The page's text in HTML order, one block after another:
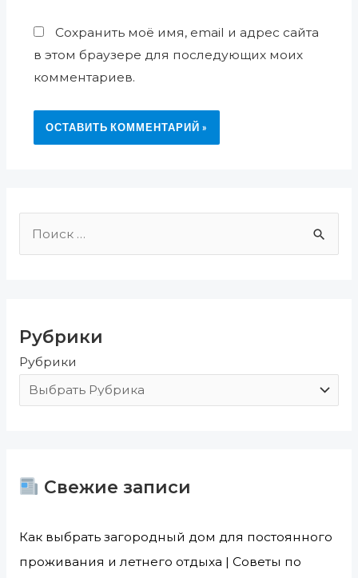
Сохранить моё имя, email и адрес сайта
в этом браузере для последующих моих
комментариев.
к
:
Рубрики
Рубрики
Свежие записи
Как выбрать загородный дом для постоянного
проживания и летнего отдыха | Советы по